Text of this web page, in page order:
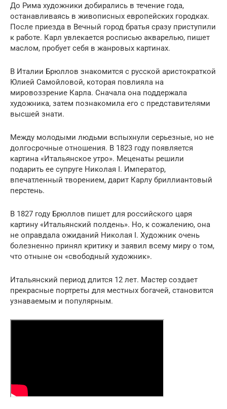
До Рима художники добирались в течение года,
останавливаясь в живописных европейских городках.
После приезда в Вечный город братья сразу приступили
к работе. Карл увлекается росписью акварелью, пишет
маслом, пробует себя в жанровых картинах.
В Италии Брюллов знакомится с русской аристократкой
Юлией Самойловой, которая повлияла на
мировоззрение Карла. Сначала она поддержала
художника, затем познакомила его с представителями
высшей знати.
Между молодыми людьми вспыхнули серьезные, но не
долгосрочные отношения. В 1823 году появляется
картина «Итальянское утро». Меценаты решили
подарить ее супруге Николая I. Император,
впечатленный творением, дарит Карлу бриллиантовый
перстень.
В 1827 году Брюллов пишет для российского царя
картину «Итальянский полдень». Но, к сожалению, она
не оправдала ожиданий Николая I. Художник очень
болезненно принял критику и заявил всему миру о том,
что отныне он «свободный художник».
Итальянский период длится 12 лет. Мастер создает
прекрасные портреты для местных богачей, становится
узнаваемым и популярным.